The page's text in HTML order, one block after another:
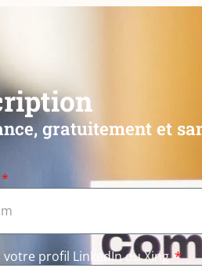
gratuitement et
votre profil LinkedIn ou Xing